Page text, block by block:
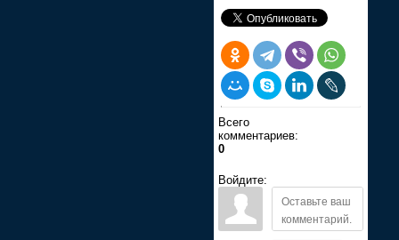
Всего
комментариев:
0
Войдите: